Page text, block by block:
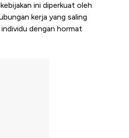
ini diperkuat oleh
kerja yang saling
dengan hormat